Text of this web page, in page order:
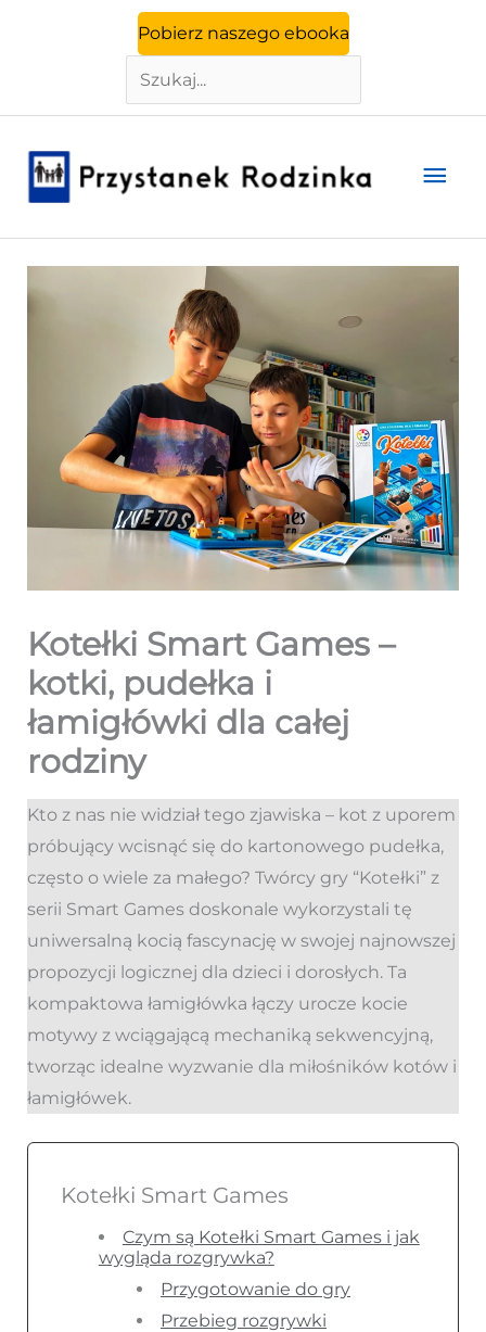
Pobierz naszego ebooka
Szukaj
Kotełki Smart Games –
kotki, pudełka i
łamigłówki dla całej
rodziny
Kto z nas nie widział tego zjawiska – kot z uporem
próbujący wcisnąć się do kartonowego pudełka,
często o wiele za małego? Twórcy gry “Kotełki” z
serii Smart Games doskonale wykorzystali tę
uniwersalną kocią fascynację w swojej najnowszej
propozycji logicznej dla dzieci i dorosłych. Ta
kompaktowa łamigłówka łączy urocze kocie
motywy z wciągającą mechaniką sekwencyjną,
tworząc idealne wyzwanie dla miłośników kotów i
łamigłówek.
Kotełki Smart Games
Czym są Kotełki Smart Games i jak
wygląda rozgrywka?
Przygotowanie do gry
Przebieg rozgrywki